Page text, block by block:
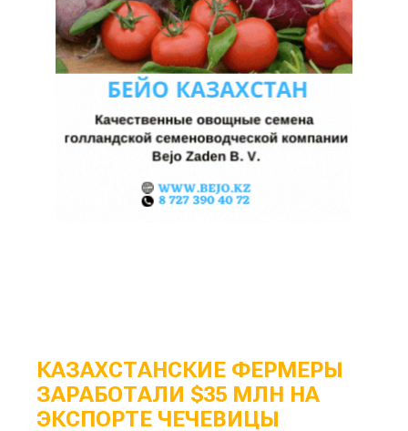
КАЗАХСТАНСКИЕ ФЕРМЕРЫ
ЗАРАБОТАЛИ $35 МЛН НА
ЭКСПОРТЕ ЧЕЧЕВИЦЫ